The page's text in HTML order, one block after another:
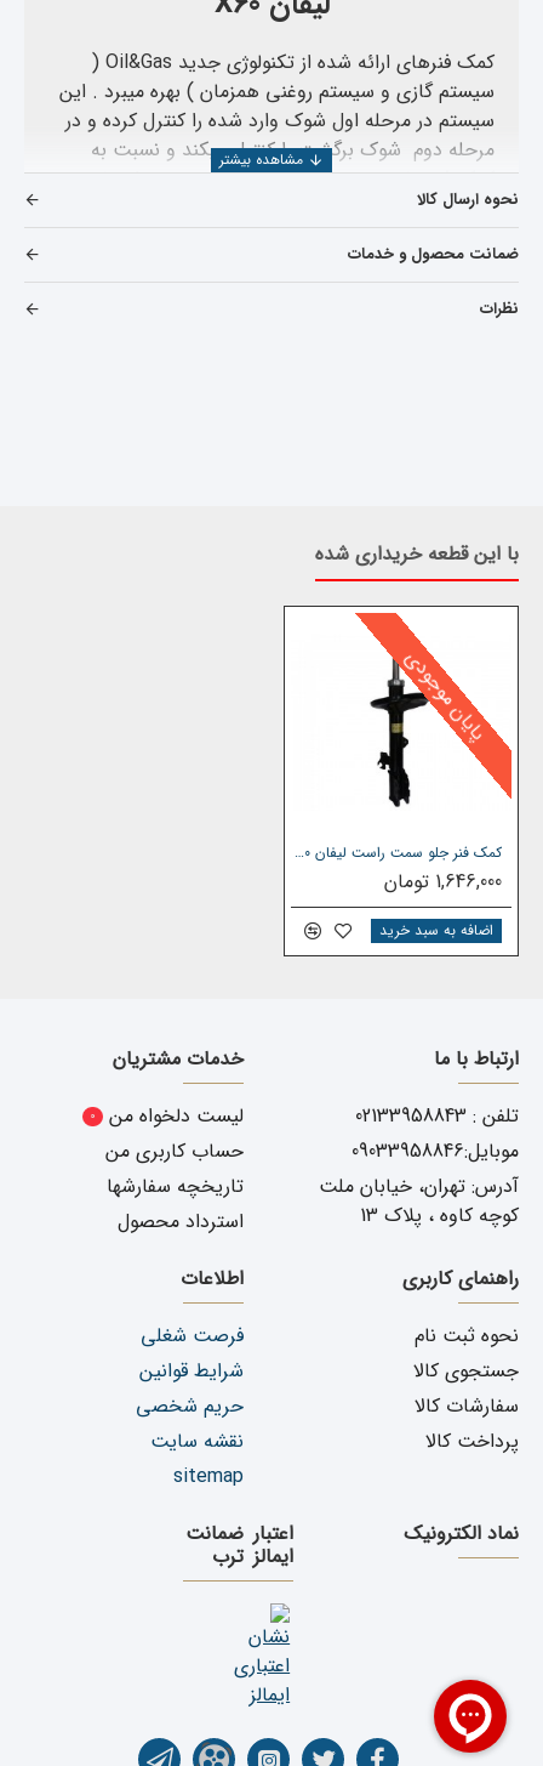
کمک فنرهای ارائه شده از تکنولوژی جدید Oil&Gas (
سیستم گازی و سیستم روغنی همزمان ) بهره میبرد . این
سیستم در مرحله اول شوک وارد شده را کنترل کرده و در
مرحله دوم شوک برگشت را کنترل میکند و نسبت به
کمک فنر های سیستم گازی یا سیستم روغنی راندمان
بهتری داشته و بسیار نرم عمل میکند.
خرید و قیمت لوازم یدکی لیفان
نحوه ارسال کالا
ضمانت محصول و خدمات
نظرات
با این قطعه خریداری شده
پایان موجودی
کمک فنر جلو سمت راست لیفان x60
1,646,000 تومان
اضافه به سبد خرید
ارتباط با ما
تلفن : 02133958843
موبایل:09033958846
آدرس: تهران، خیابان ملت
کوچه کاوه ، پلاک 13
خدمات مشتریان
لیست دلخواه من
0
حساب کاربری من
تاریخچه سفارشها
استرداد محصول
راهنمای کاربری
نحوه ثبت نام
جستجوی کالا
سفارشات کالا
پرداخت کالا
اطلاعات
فرصت شغلی
شرایط قوانین
حریم شخصی
نقشه سایت
sitemap
نماد الکترونیک
اعتبار
ایمالز
ضمانت
ترب